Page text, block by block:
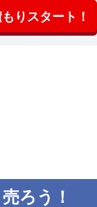
上し、パフォー
から105kWh
したと謳う新し
プラスなどを標
ォーマンスバッ
りスタート！
売ろう！